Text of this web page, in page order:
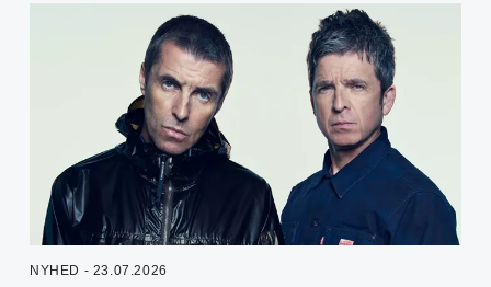
NYHED - 23.07.2026